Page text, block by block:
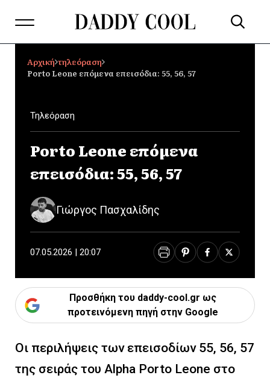
Αρχική τηλεόραση
Porto Leone επόμενα επεισόδια: 55, 56, 57
Τηλεόραση
Porto Leone επόμενα
επεισόδια: 55, 56, 57
Γιώργος Πασχαλίδης
07.05.2026 | 20:07
Προσθήκη του daddy-cool.gr ως
προτεινόμενη πηγή στην Google
Οι περιλήψεις των επεισοδίων 55, 56, 57
της σειράς του Alpha Porto Leone στο